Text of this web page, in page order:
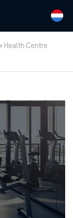
› Health Centre